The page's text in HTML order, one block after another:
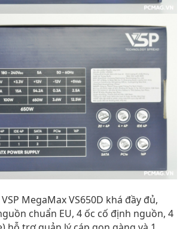
MegaMax VS650D khá đầy đủ,
chuẩn EU, 4 ốc cố định nguồn, 4